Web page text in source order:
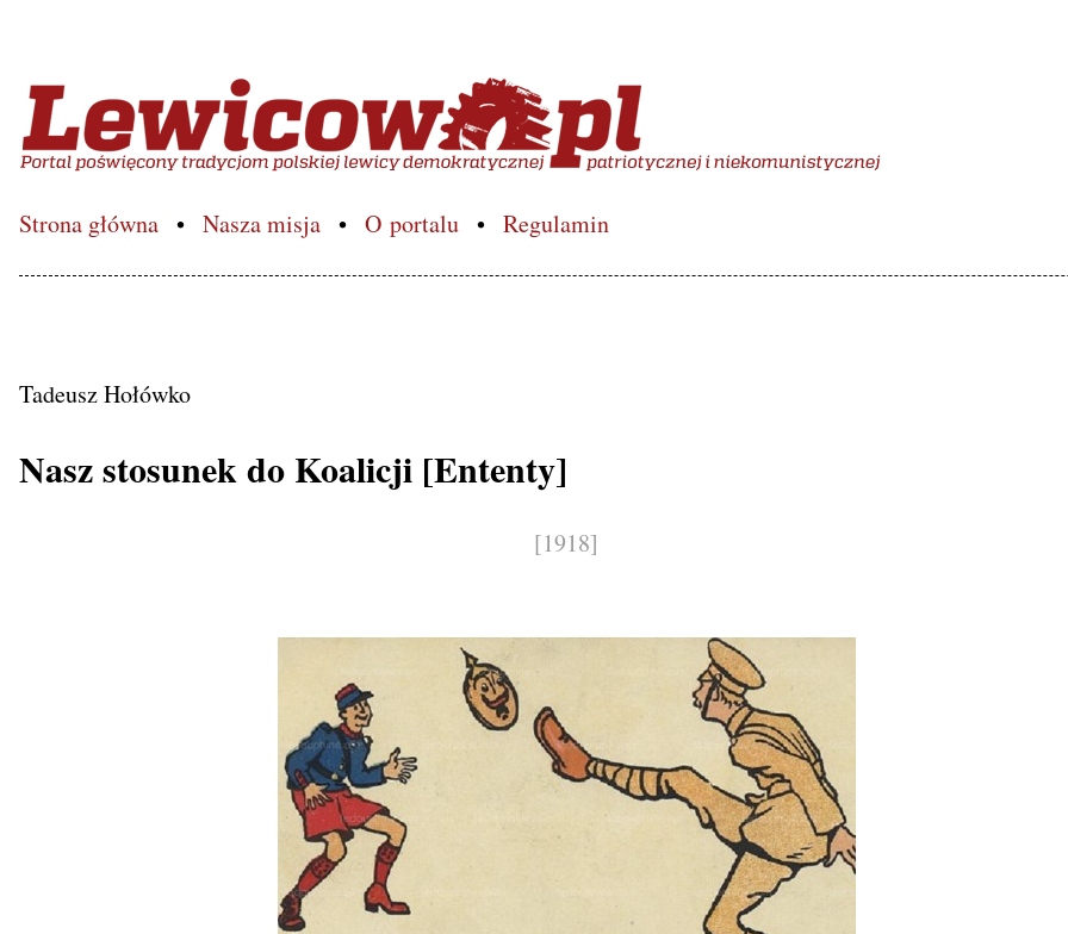
Lewicowo.pl – Portal poświęcony polskiej lewicy
Strona główna Nasza misja O portalu Regulamin
Tadeusz Hołówko
Nasz stosunek do Koalicji [Ententy]
[1918]